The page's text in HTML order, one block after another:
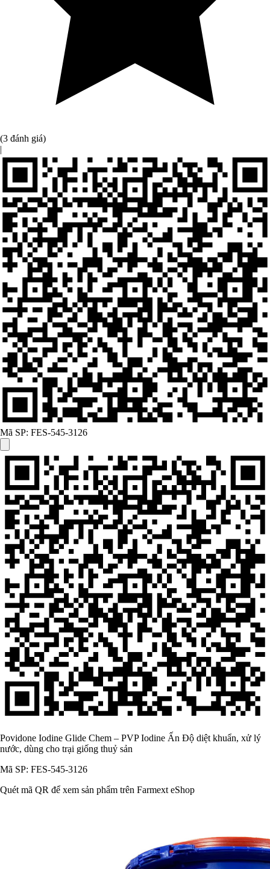
(3 đánh giá)
|
Mã SP: FES-545-3126
Povidone Iodine Glide Chem – PVP Iodine Ấn Độ diệt khuẩn, xử lý
nước, dùng cho trại giống thuỷ sản
Mã SP: FES-545-3126
Quét mã QR để xem sản phẩm trên Farmext eShop